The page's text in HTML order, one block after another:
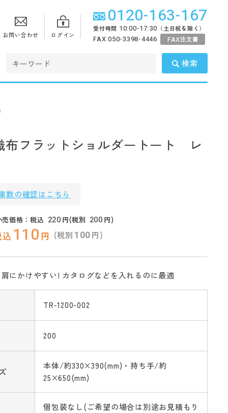
お問い合わせ ログイン
0120-163-167
受付時間 10:00-17:30 （土日祝を除く）
FAX 050-3398-4446 FAX注文書
検索
布フラットショルダートート レ
数の確認はこちら
価格：税込 220 円(税別 200 円)
込 110 円 (税別 100円)
にかけやすい! カタログなどを入れるのに最適
TR-1200-002
200
本体/約330×390(mm)・持ち手/約
25×650(mm)
個包装なし(ご希望の場合は別途お見積もり